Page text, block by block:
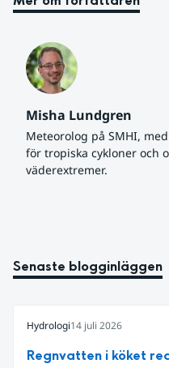
Misha Lundgren
Meteorolog på SMHI,
för tropiska cykloner och
väderextremer.
Senaste blogginläggen
Hydrologi14 juli 2026
Regnvatten i köket